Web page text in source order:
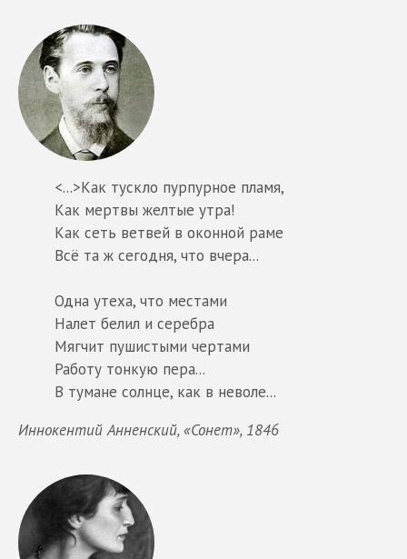
<...>Как тускло пурпурное пламя,
Как мертвы желтые утра!
Как сеть ветвей в оконной раме
Всё та ж сегодня, что вчера...
Одна утеха, что местами
Налет белил и серебра
Мягчит пушистыми чертами
Работу тонкую пера...
В тумане солнце, как в неволе...
Иннокентий Анненский, «Сонет», 1846